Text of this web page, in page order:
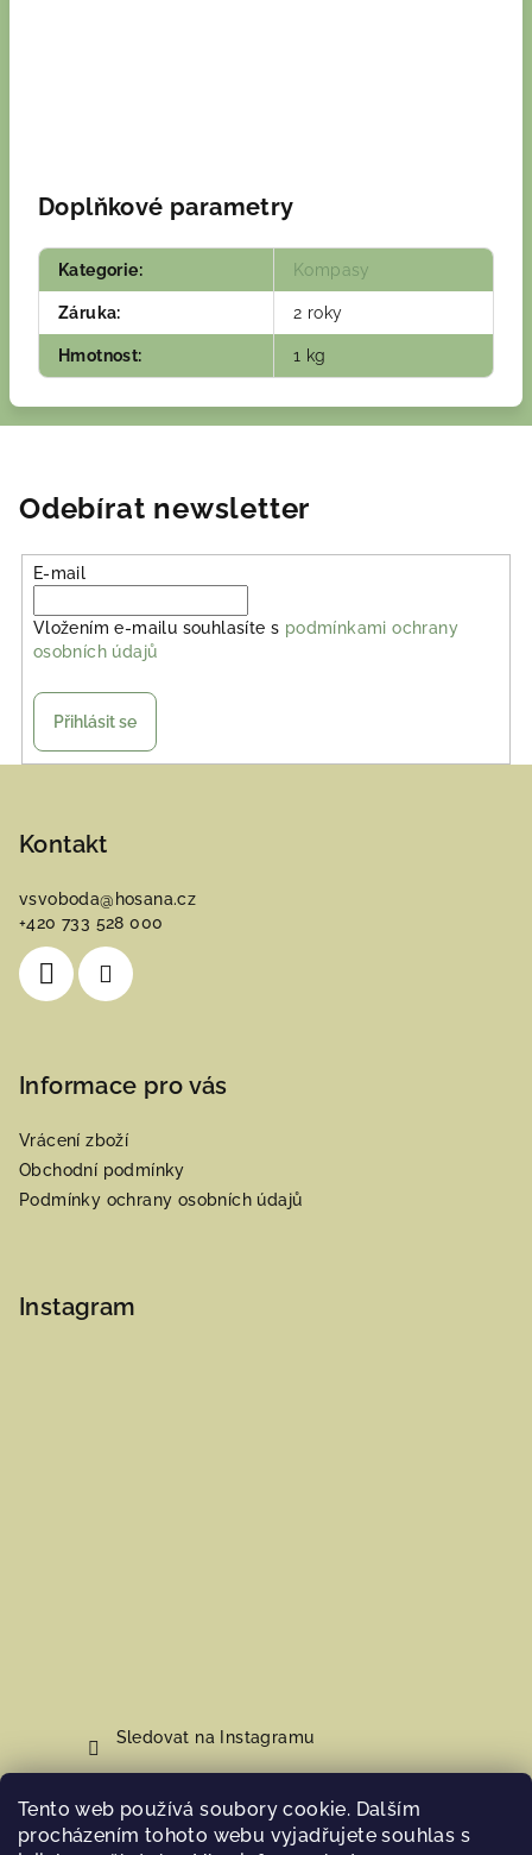
Tento web používá soubory cookie. Dalším
procházením tohoto webu vyjadřujete souhlas s
Doplňkové parametry
Kategorie: Kompasy
Záruka: 2 roky
Hmotnost: 1 kg
Odebírat newsletter
E-mail
Vložením e-mailu souhlasíte s podmínkami ochrany
osobních údajů
Přihlásit se
Kontakt
vsvoboda@ hosana.cz
+420 733 528 000
Informace pro vás
Vrácení zboží
Obchodní podmínky
Podmínky ochrany osobních údajů
Instagram
Sledovat na Instagramu
Nákupní košík